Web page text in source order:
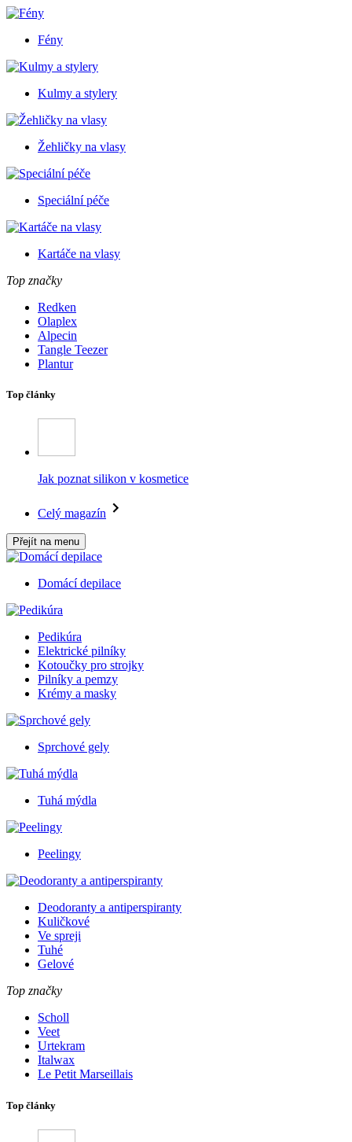
Fény
Kulmy a stylery
Žehličky na vlasy
Speciální péče
Kartáče na vlasy
Top značky
Redken
Olaplex
Alpecin
Tangle Teezer
Plantur
Top články
Jak poznat silikon v kosmetice
Celý magazín
Přejít na menu
Domácí depilace
Pedikúra
Elektrické pilníky
Kotoučky pro strojky
Pilníky a pemzy
Krémy a masky
Sprchové gely
Tuhá mýdla
Peelingy
Deodoranty a antiperspiranty
Kuličkové
Ve spreji
Tuhé
Gelové
Top značky
Scholl
Veet
Urtekram
Italwax
Le Petit Marseillais
Top články